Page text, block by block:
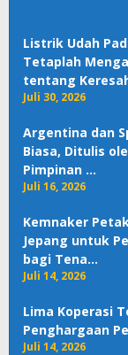
Listrik Udah
Tetaplah
tentang
Juli 30, 2026
Argentina dan
Biasa, Ditulis
Pimpinan …
Juli 16, 2026
Kemnaker
Jepang untuk
bagi Tena…
Juli 14, 2026
Lima Koperasi
Penghargaan
Juli 14, 2026